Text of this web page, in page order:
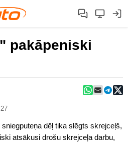
pakāpeniski
dēļ tika slēgts skrejceļš,
atsākusi drošu skrejceļa darbu,